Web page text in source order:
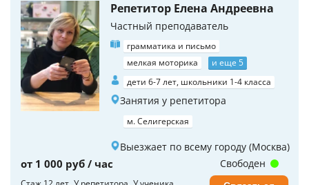
Репетитор Елена Андреевна
Частный преподаватель
грамматика и письмо
мелкая моторика
и еще 5
дети 6-7 лет, школьники 1-4 класса
Занятия у репетитора
м. Селигерская
Выезжает по всему городу (Москва)
от 1 000 руб / час Свободен